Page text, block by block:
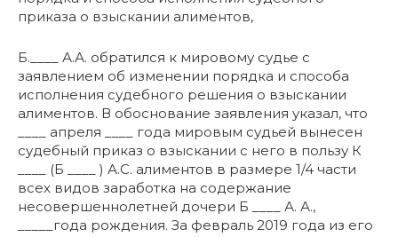
приказа о взыскании алиментов,
Б.____ А.А. обратился к мировому судье с
заявлением об изменении порядка и способа
исполнения судебного решения о взыскании
алиментов. В обоснование заявления указал, что
____ апреля ____ года мировым судьей вынесен
судебный приказ о взыскании с него в пользу К
____ (Б ____ ) А.С. алиментов в размере 1/4 части
всех видов заработка на содержание
несовершеннолетней дочери Б ____ А. А.,
_____года рождения. За февраль 2019 года из его